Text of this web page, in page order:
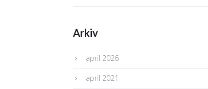
Arkiv
april 2026
april 2021